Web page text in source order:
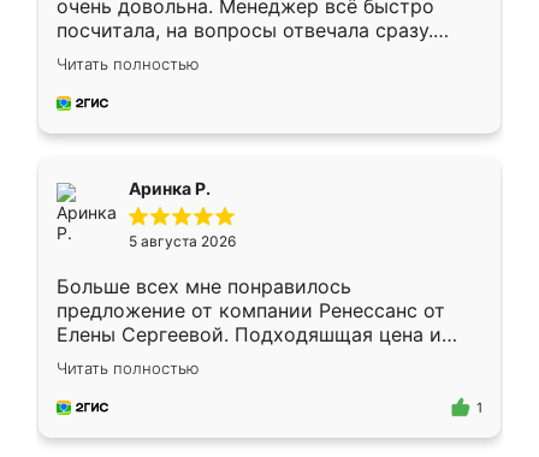
очень довольна. Менеджер всё быстро
посчитала, на вопросы отвечала сразу.
Замерщик приехал в субботу, подошёл к
делу со всей ответственностью. Собрали
за день, ребята работали аккуратно, даже
Читать полностью
Аринка Р.
5 августа 2026
Больше всех мне понравилось
предложение от компании Ренессанс от
Елены Сергеевой. Подходяшщая цена и
короткие сроки изготовления. Приехавший
для замера сотрудник Владислав
предложил по моему эскизу самый
Читать полностью
1